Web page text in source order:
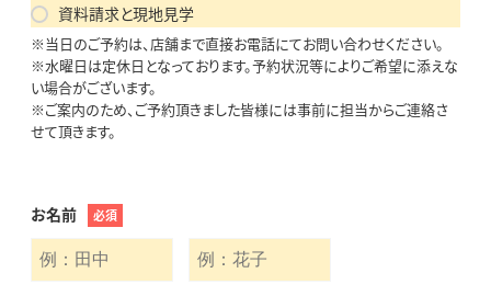
資料請求と現地見学
※当日のご予約は、店舗まで直接お電話にてお問い合わせください。
※水曜日は定休日となっております。予約状況等によりご希望に添えな
い場合がございます。
※ご案内のため、ご予約頂きました皆様には事前に担当からご連絡さ
せて頂きます。
お名前 必須